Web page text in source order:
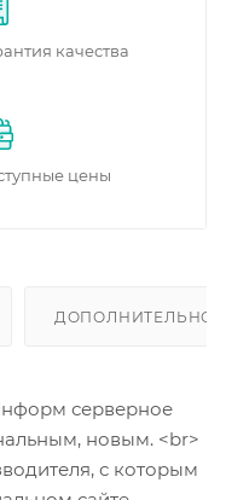
качества
цены
ДОПОЛНИТЕЛЬНО
серверное
новым. <br>
с которым